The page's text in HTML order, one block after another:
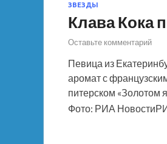
ЗВЕЗДЫ
Клава Кока
Оставьте комментарий
Певица из
аромат с
питерском «Золотом
Фото: РИА